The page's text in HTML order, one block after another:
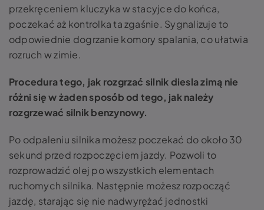
przekręceniem kluczyka w stacyjce do końca,
poczekać aż kontrolka ta zgaśnie. Sygnalizuje to
odpowiednie dogrzanie komory spalania, co ułatwia
rozruch w zimie.
Procedura tego, jak rozgrzać silnik diesla zimą nie
różni się w żaden sposób od tego, jak należy
rozgrzewać silnik benzynowy.
Po odpaleniu silnika możesz poczekać do około 30
sekund przed rozpoczęciem jazdy. Pozwoli to
rozprowadzić olej po wszystkich elementach
ruchomych silnika. Następnie możesz rozpocząć
jazdę, starając się nie nadwyrężać jednostki